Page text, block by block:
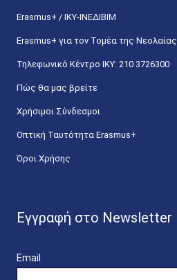
Erasmus+ / ΙΚΥ-ΙΝΕΔΙΒΙΜ
Erasmus+ για τον Τομέα της Νεολαίας
Τηλεφωνικό Κέντρο IKY: 210 3726300
Πώς θα μας βρείτε
Χρήσιμοι Σύνδεσμοι
Οπτική Ταυτότητα Erasmus+
Όροι Χρήσης
Εγγραφή στο Newsletter
Email